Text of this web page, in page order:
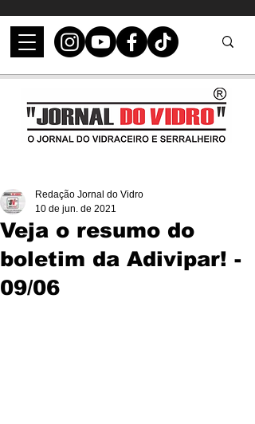
Veja o resumo do
boletim da Adivipar! -
09/06
Redação Jornal do Vidro
10 de jun. de 2021